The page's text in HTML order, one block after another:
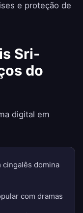
e proteção de
Sri-
do
digital em
cingalês domina
com dramas